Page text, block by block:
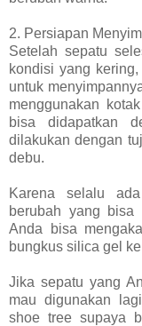
2. Persiapan
Setelah sepatu
kondisi yang
untuk
menggunakan
bisa didapatkan
dilakukan dengan
debu.
Karena selalu
berubah yang bisa
Anda bisa
bungkus silica gel
Jika sepatu yang
mau digunakan
shoe tree supaya